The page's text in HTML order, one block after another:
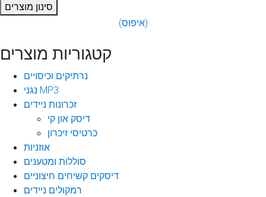
סינון מוצרים
(איפוס)
קטגוריות מוצרים
נרתיקים וכיסויים
נגני MP3
זכרונות ניידים
דיסק און קי
כרטיסי זיכרון
אוזניות
סוללות ומטענים
דיסקים קשיחים חיצוניים
רמקולים ניידים